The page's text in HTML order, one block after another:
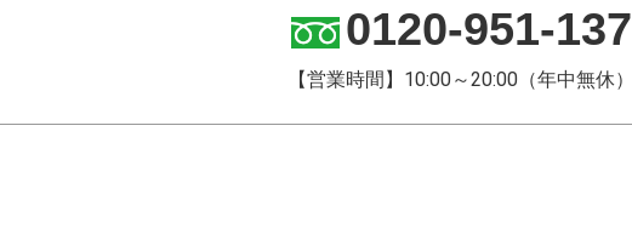
0120-951-137
【営業時間】10:00～20:00（年中無休）